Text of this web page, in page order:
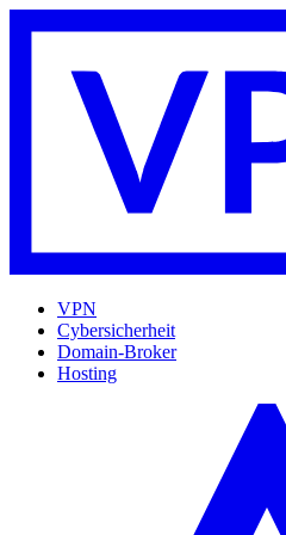
VPN
Cybersicherheit
Domain-Broker
Hosting